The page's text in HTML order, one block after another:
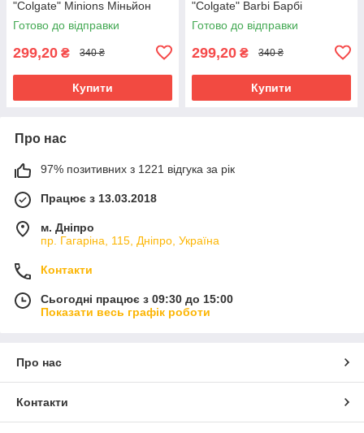
"Colgate" Minions Міньйон
незнімна насадка TP0022-3
Готово до відправки
299,20 ₴ 340 ₴
Купити
"Colgate" Barbi Барбі
незнімна насадка TP0022-2
Готово до відправки
299,20 ₴ 340 ₴
Купити
Про нас
97% позитивних з 1221 відгука за рік
Працює з 13.03.2018
м. Дніпро
пр. Гагаріна, 115, Дніпро, Україна
Контакти
Сьогодні працює з 09:30 до 15:00
Показати весь графік роботи
Про нас
Контакти